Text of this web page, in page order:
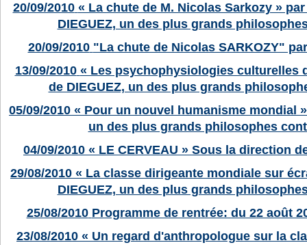
20/09/2010 « La chute de M. Nicolas Sarkozy »
DIEGUEZ, un des plus grands
20/09/2010 "La chute de Nicolas SARKOZY"
13/09/2010 « Les psychophysiologies culturelles
de DIEGUEZ, un des plus grands
05/09/2010 « Pour un nouvel humanisme mondial
un des plus grands philosophes
04/09/2010 « LE CERVEAU » Sous la direction
29/08/2010 « La classe dirigeante mondiale sur
DIEGUEZ, un des plus grands
25/08/2010 Programme de rentrée: du 22 août
23/08/2010 « Un regard d'anthropologue sur la